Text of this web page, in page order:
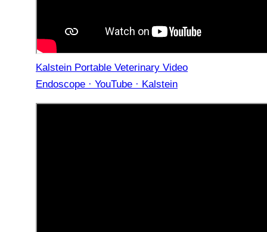
Kalstein Portable Veterinary Video
Endoscope · YouTube · Kalstein